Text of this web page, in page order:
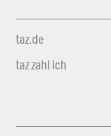
taz.de
taz zahl ich